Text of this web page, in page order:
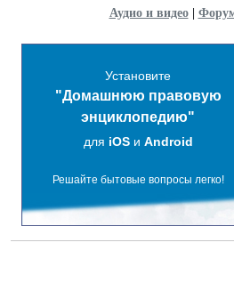
Аудио и видео|
Установите
"Домашнюю правовую
энциклопедию"
для iOSи Android
Решайте бытовые вопросы легко!